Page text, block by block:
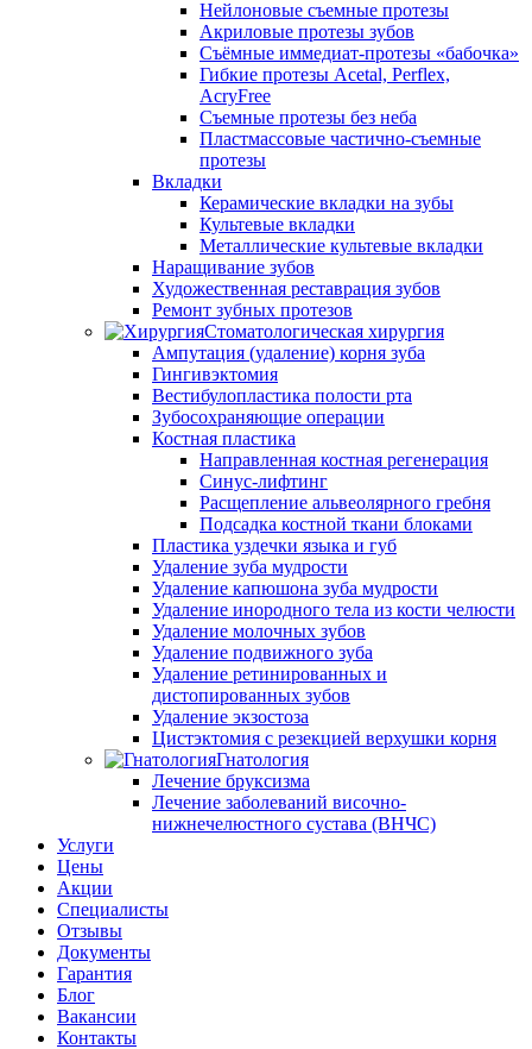
Нейлоновые съемные протезы
Акриловые протезы зубов
Съёмные иммедиат‑протезы «бабочка»
Гибкие протезы Acetal, Perflex,
AcryFree
Съемные протезы без неба
Пластмассовые частично-съемные
протезы
Вкладки
Керамические вкладки на зубы
Культевые вкладки
Металлические культевые вкладки
Наращивание зубов
Художественная реставрация зубов
Ремонт зубных протезов
Стоматологическая хирургия
Ампутация (удаление) корня зуба
Гингивэктомия
Вестибулопластика полости рта
Зубосохраняющие операции
Костная пластика
Направленная костная регенерация
Синус-лифтинг
Расщепление альвеолярного гребня
Подсадка костной ткани блоками
Пластика уздечки языка и губ
Удаление зуба мудрости
Удаление капюшона зуба мудрости
Удаление инородного тела из кости челюсти
Удаление молочных зубов
Удаление подвижного зуба
Удаление ретинированных и
дистопированных зубов
Удаление экзостоза
Цистэктомия с резекцией верхушки корня
Гнатология
Лечение бруксизма
Лечение заболеваний височно-
нижнечелюстного сустава (ВНЧС)
Услуги
Цены
Акции
Специалисты
Отзывы
Документы
Гарантия
Блог
Вакансии
Контакты